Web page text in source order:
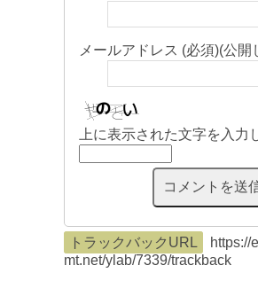
メールアドレス (必須)(公開
上に表示された文字を入力
トラックバックURL
https://
mt.net/ylab/7339/trackback